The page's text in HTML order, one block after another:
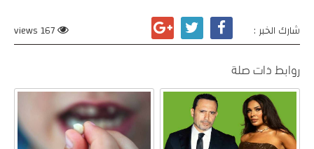
شارك الخبر :
روابط ذات صلة